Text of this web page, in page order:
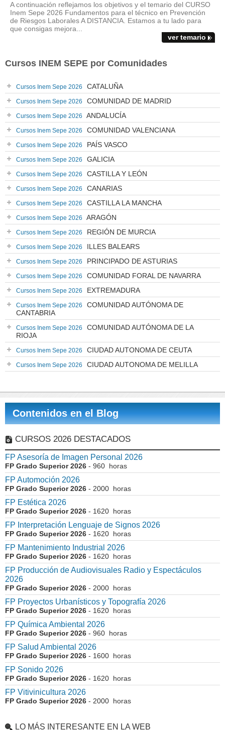
A continuación reflejamos los objetivos y el temario del CURSO
Inem Sepe 2026 Fundamentos para el técnico en Prevención
de Riesgos Laborales A DISTANCIA. Estamos a tu lado para
que consigas mejora...
ver temario
Cursos INEM SEPE por Comunidades
Cursos Inem Sepe 2026 CATALUÑA
Cursos Inem Sepe 2026 COMUNIDAD DE MADRID
Cursos Inem Sepe 2026 ANDALUCÍA
Cursos Inem Sepe 2026 COMUNIDAD VALENCIANA
Cursos Inem Sepe 2026 PAÍS VASCO
Cursos Inem Sepe 2026 GALICIA
Cursos Inem Sepe 2026 CASTILLA Y LEÓN
Cursos Inem Sepe 2026 CANARIAS
Cursos Inem Sepe 2026 CASTILLA LA MANCHA
Cursos Inem Sepe 2026 ARAGÓN
Cursos Inem Sepe 2026 REGIÓN DE MURCIA
Cursos Inem Sepe 2026 ILLES BALEARS
Cursos Inem Sepe 2026 PRINCIPADO DE ASTURIAS
Cursos Inem Sepe 2026 COMUNIDAD FORAL DE NAVARRA
Cursos Inem Sepe 2026 EXTREMADURA
Cursos Inem Sepe 2026
COMUNIDAD AUTÓNOMA DE
CANTABRIA
Cursos Inem Sepe 2026
COMUNIDAD AUTÓNOMA DE LA
RIOJA
Cursos Inem Sepe 2026 CIUDAD AUTONOMA DE CEUTA
Cursos Inem Sepe 2026 CIUDAD AUTONOMA DE MELILLA
Contenidos en el Blog
CURSOS 2026 DESTACADOS
FP Asesoría de Imagen Personal 2026
FP Grado Superior 2026 - 960 horas
FP Automoción 2026
FP Grado Superior 2026 - 2000 horas
FP Estética 2026
FP Grado Superior 2026 - 1620 horas
FP Interpretación Lenguaje de Signos 2026
FP Grado Superior 2026 - 1620 horas
FP Mantenimiento Industrial 2026
FP Grado Superior 2026 - 1620 horas
FP Producción de Audiovisuales Radio y Espectáculos
2026
FP Grado Superior 2026 - 2000 horas
FP Proyectos Urbanísticos y Topografía 2026
FP Grado Superior 2026 - 1620 horas
FP Química Ambiental 2026
FP Grado Superior 2026 - 960 horas
FP Salud Ambiental 2026
FP Grado Superior 2026 - 1600 horas
FP Sonido 2026
FP Grado Superior 2026 - 1620 horas
FP Vitivinicultura 2026
FP Grado Superior 2026 - 2000 horas
LO MÁS INTERESANTE EN LA WEB